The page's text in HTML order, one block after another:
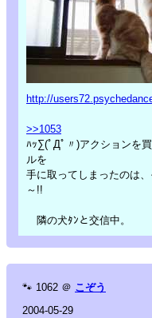
http://
>>1053
ﾊｯ∑(ﾟДﾟ〃)アクションを
ルを
手に取ってしまったのは
～!!
隣の犬ﾀﾝと交信中。
🐾 1062 ＠ こぞう
2004-05-29